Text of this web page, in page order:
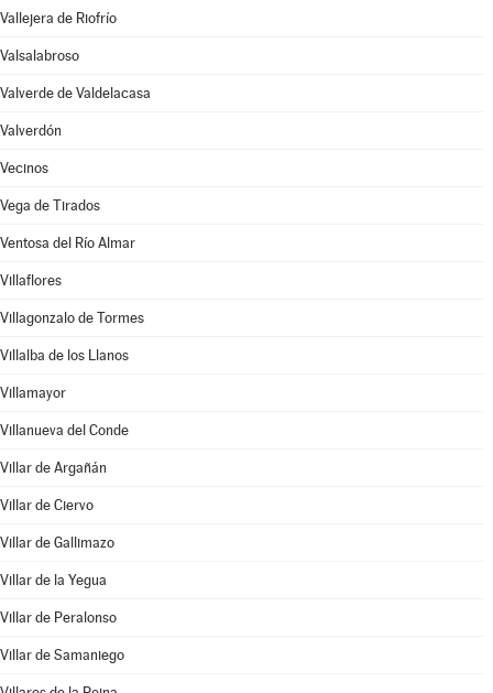
Vallejera de Riofrío
Valsalabroso
Valverde de Valdelacasa
Valverdón
Vecinos
Vega de Tirados
Ventosa del Río Almar
Villaflores
Villagonzalo de Tormes
Villalba de los Llanos
Villamayor
Villanueva del Conde
Villar de Argañán
Villar de Ciervo
Villar de Gallimazo
Villar de la Yegua
Villar de Peralonso
Villar de Samaniego